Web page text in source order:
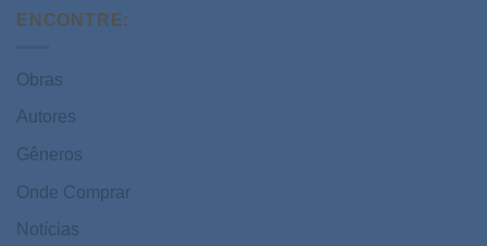
ENCONTRE:
Obras
Autores
Gêneros
Onde Comprar
Notícias